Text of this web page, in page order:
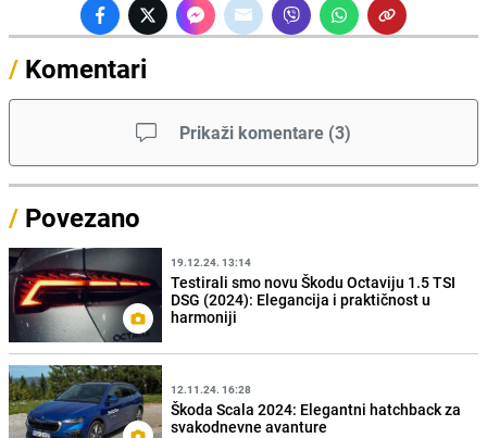
/ Komentari
Prikaži komentare (3)
/ Povezano
19.12.24. 13:14
Testirali smo novu Škodu Octaviju 1.5 TSI
DSG (2024): Elegancija i praktičnost u
harmoniji
12.11.24. 16:28
Škoda Scala 2024: Elegantni hatchback za
svakodnevne avanture